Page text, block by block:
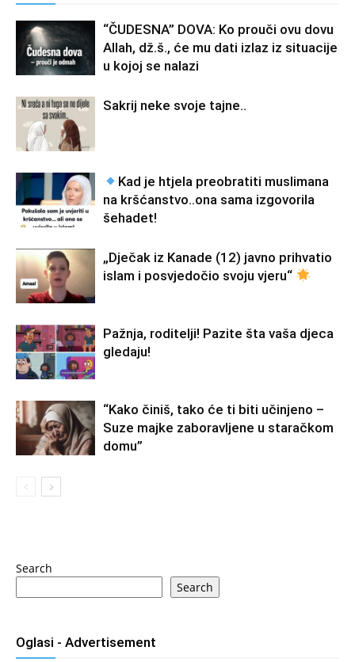
“ČUDESNA” DOVA: Ko prouči ovu dovu
Allah, dž.š., će mu dati izlaz iz situacije
u kojoj se nalazi
Sakrij neke svoje tajne..
Kad je htjela preobratiti muslimana
na kršćanstvo..ona sama izgovorila
šehadet!
„Dječak iz Kanade (12) javno prihvatio
islam i posvjedočio svoju vjeru“
Pažnja, roditelji! Pazite šta vaša djeca
gledaju!
“Kako činiš, tako će ti biti učinjeno –
Suze majke zaboravljene u staračkom
domu”
Search
Search
Oglasi - Advertisement